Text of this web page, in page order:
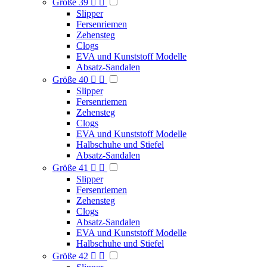
Größe 39
Slipper
Fersenriemen
Zehensteg
Clogs
EVA und Kunststoff Modelle
Absatz-Sandalen
Größe 40  
Slipper
Fersenriemen
Zehensteg
Clogs
EVA und Kunststoff Modelle
Halbschuhe und Stiefel
Absatz-Sandalen
Größe 41  
Slipper
Fersenriemen
Zehensteg
Clogs
Absatz-Sandalen
EVA und Kunststoff Modelle
Halbschuhe und Stiefel
Größe 42  